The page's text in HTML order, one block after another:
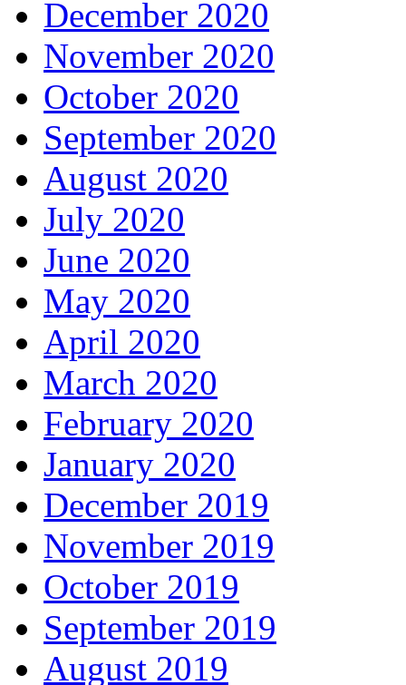
December 2020
November 2020
October 2020
September 2020
August 2020
July 2020
June 2020
May 2020
April 2020
March 2020
February 2020
January 2020
December 2019
November 2019
October 2019
September 2019
August 2019